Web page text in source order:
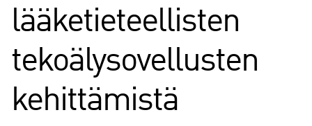
lääketieteellisten
tekoälysovellusten
kehittämistä